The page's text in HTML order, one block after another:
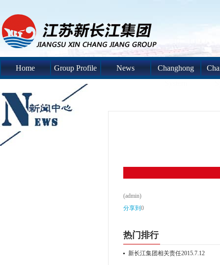
Home Group Profile News
Changhong
(admin)
分享到 0
热门排行
新长江集团相关责任2015.7.12